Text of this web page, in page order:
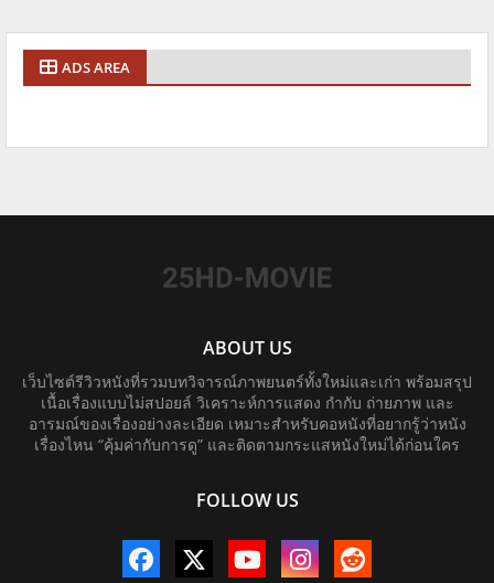
ADS AREA
ABOUT US
เว็บไซต์รีวิวหนังที่รวมบทวิจารณ์ภาพยนตร์ทั้งใหม่และเก่า พร้อมสรุป
เนื้อเรื่องแบบไม่สปอยล์ วิเคราะห์การแสดง กำกับ ถ่ายภาพ และ
อารมณ์ของเรื่องอย่างละเอียด เหมาะสำหรับคอหนังที่อยากรู้ว่าหนัง
เรื่องไหน “คุ้มค่ากับการดู” และติดตามกระแสหนังใหม่ได้ก่อนใคร
FOLLOW US